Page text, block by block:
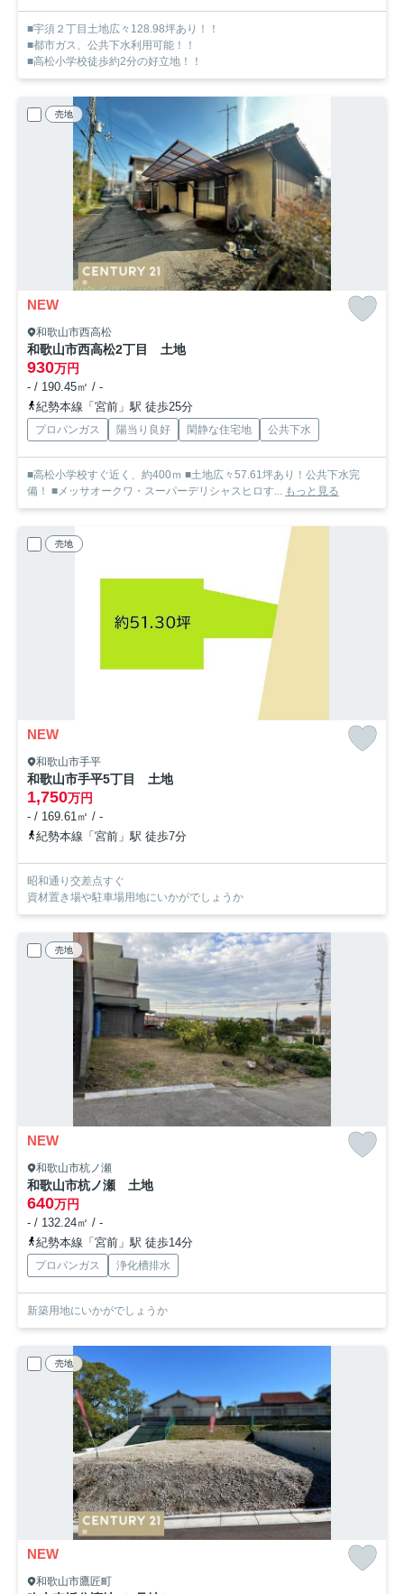
■宇須２丁目土地広々128.98坪あり！！
■都市ガス、公共下水利用可能！！
■高松小学校徒歩約2分の好立地！！
売地
NEW
和歌山市西高松
和歌山市西高松2丁目 土地
930万円
- / 190.45㎡ / -
紀勢本線「宮前」駅 徒歩25分
プロパンガス 陽当り良好 閑静な住宅地 公共下水
■高松小学校すぐ近く、約400ｍ ■土地広々57.61坪あり！公共下水完
備！ ■メッサオークワ・スーパーデリシャスヒロす... もっと見る
売地
NEW
和歌山市手平
和歌山市手平5丁目 土地
1,750万円
- / 169.61㎡ / -
紀勢本線「宮前」駅 徒歩7分
昭和通り交差点すぐ
資材置き場や駐車場用地にいかがでしょうか
売地
NEW
和歌山市杭ノ瀬
和歌山市杭ノ瀬 土地
640万円
- / 132.24㎡ / -
紀勢本線「宮前」駅 徒歩14分
プロパンガス 浄化槽排水
新築用地にいかがでしょうか
売地
NEW
和歌山市鷹匠町